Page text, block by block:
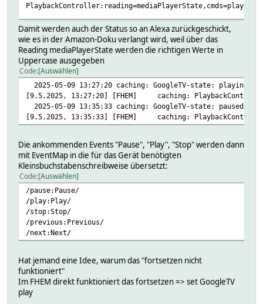
Damit werden auch der Status so an Alexa zurückgeschickt,
wie es in der Amazon-Doku verlangt wird, weil über das
Reading mediaPlayerState werden die richtigen Werte in
Uppercase ausgegeben
Code Auswählen
2025-05-09 13:27:20 caching: GoogleTV-state: playing
[9.5.2025, 13:27:20] [FHEM] caching:
2025-05-09 13:35:33 caching: GoogleTV-state: paused
[9.5.2025, 13:35:33] [FHEM] caching:
Die ankommenden Events "Pause", "Play", "Stop" werden dann
mit EventMap in die für das Gerät benötigten
Kleinsbuchstabenschreibweise übersetzt:
Code Auswählen
/pause:Pause/
/play:Play/
/stop:Stop/
/previous:Previous/
/next:Next/
Hat jemand eine Idee, warum das "fortsetzen nicht
funktioniert"
Im FHEM direkt funktioniert das fortsetzen => set GoogleTV
play